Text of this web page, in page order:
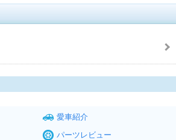
愛車紹介
パーツレビュー